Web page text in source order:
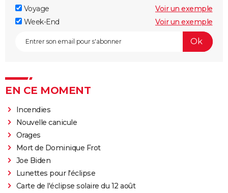
Voyage
Voir un exemple
Week-End
Voir un exemple
EN CE MOMENT
Incendies
Nouvelle canicule
Orages
Mort de Dominique Frot
Joe Biden
Lunettes pour l'éclipse
Carte de l'éclipse solaire du 12 août